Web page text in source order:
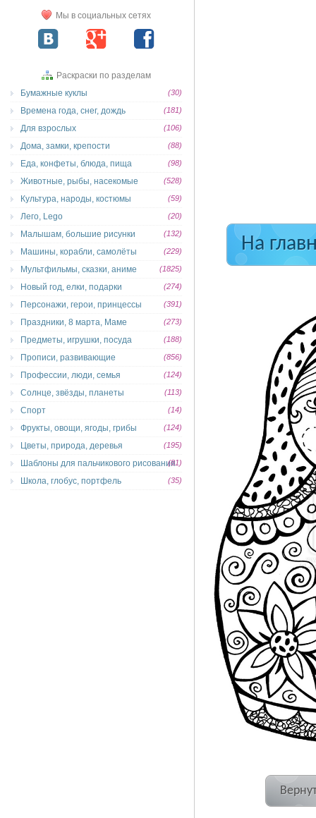
На
Мы в социальных сетях
Раскраски по разделам
Бумажные куклы
(30)
Времена года, снег, дождь (181)
Для взрослых (106)
Дома, замки, крепости (88)
Еда, конфеты, блюда, пища (98)
Животные, рыбы, насекомые (528)
Культура, народы, костюмы (59)
Лего, Lego (20)
Малышам, большие рисунки (132)
Машины, корабли, самолёты (229)
Мультфильмы, сказки, аниме (1825)
Новый год, елки, подарки (274)
Персонажи, герои, принцессы (391)
Праздники, 8 марта, Маме (273)
Предметы, игрушки, посуда (188)
Прописи, развивающие (856)
Профессии, люди, семья (124)
Солнце, звёзды, планеты (113)
Спорт (14)
Фрукты, овощи, ягоды, грибы (124)
Цветы, природа, деревья (195)
Шаблоны для пальчикового рисования(81)
Школа, глобус, портфель (35)